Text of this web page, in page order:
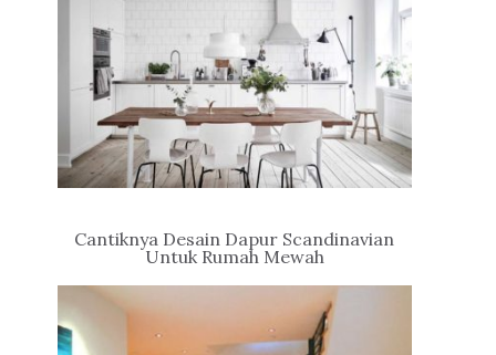
Cantiknya Desain Dapur Scandinavian
Untuk Rumah Mewah